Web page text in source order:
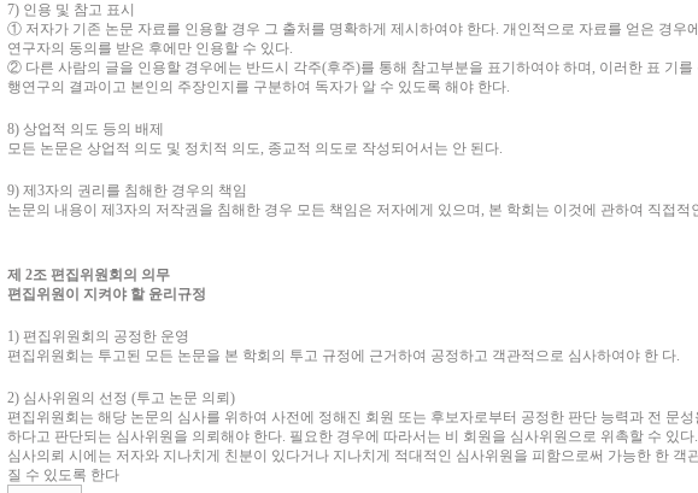
7) 인용 및 참고 표시
① 저자가 기존 논문 자료를 인용할 경우 그 출처를 명확하게 제시하여야 한다. 개인적으로 자료를 얻은 경우
연구자의 동의를 받은 후에만 인용할 수 있다.
② 다른 사람의 글을 인용할 경우에는 반드시 각주(후주)를 통해 참고부분을 표기하여야 하며, 이러한 표 기를
행연구의 결과이고 본인의 주장인지를 구분하여 독자가 알 수 있도록 해야 한다.
8) 상업적 의도 등의 배제
모든 논문은 상업적 의도 및 정치적 의도, 종교적 의도로 작성되어서는 안 된다.
9) 제 3자의 권리를 침해한 경우의 책임
논문의 내용이 제 3자의 저작권을 침해한 경우 모든 책임은 저자에게 있으며, 본 학회는 이것에 관하여 직접적
제 2조 편집위원회의 의무
편집위원이 지켜야 할 윤리규정
1) 편집위원회의 공정한 운영
편집위원회는 투고된 모든 논문을 본 학회의 투고 규정에 근거하여 공정하고 객관적으로 심사하여야 한 다.
2) 심사위원의 선정 (투고 논문 의뢰 )
편집위원회는 해당 논문의 심사를 위하여 사전에 정해진 회원 또는 후보자로부터 공정한 판단 능력과 전 문
하다고 판단되는 심사위원을 의뢰해야 한다. 필요한 경우에 따라서는 비 회원을 심사위원으로 위촉할 수 있다.
심사의뢰 시에는 저자와 지나치게 친분이 있다거나 지나치게 적대적인 심사위원을 피함으로써 가능한 한 객
질 수 있도록 한다